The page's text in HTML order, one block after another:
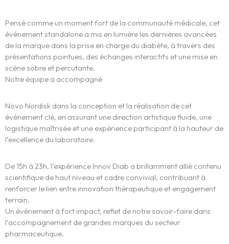
L’expérience
Centres d’Expertises
Réalisations
Blog
English
Pensé comme un moment fort de la communauté médicale, cet
événement standalone a mis en lumière les dernières avancées
de la marque dans la prise en charge du diabète, à travers des
présentations pointues, des échanges interactifs et une mise en
scène sobre et percutante.
Notre équipe a accompagné
Novo Nordisk dans la conception et la réalisation de cet
événement clé, en assurant une direction artistique fluide, une
logistique maîtrisée et une expérience participant à la hauteur de
l’excellence du laboratoire.
De 15h à 23h, l’expérience Innov Diab a brillamment allié contenu
scientifique de haut niveau et cadre convivial, contribuant à
renforcer le lien entre innovation thérapeutique et engagement
terrain.
Un événement à fort impact, reflet de notre savoir-faire dans
l’accompagnement de grandes marques du secteur
pharmaceutique.